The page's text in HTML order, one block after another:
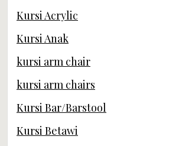
Kursi Acrylic
Kursi Anak
kursi arm chair
kursi arm chairs
Kursi Bar/Barstool
Kursi Betawi